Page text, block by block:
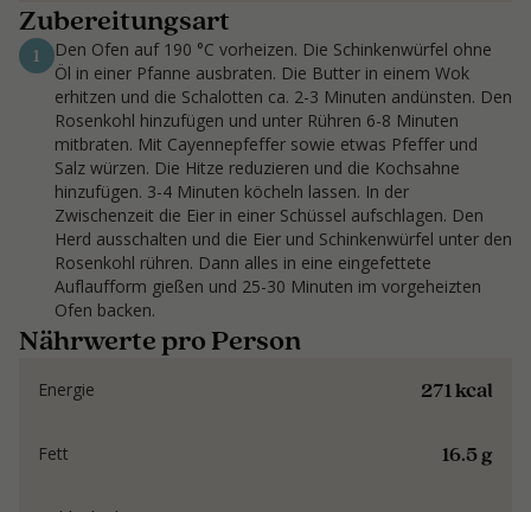
Zubereitungsart
1
Den Ofen auf 190 °C vorheizen. Die Schinkenwürfel ohne
Öl in einer Pfanne ausbraten. Die Butter in einem Wok
erhitzen und die Schalotten ca. 2-3 Minuten andünsten. Den
Rosenkohl hinzufügen und unter Rühren 6-8 Minuten
mitbraten. Mit Cayennepfeffer sowie etwas Pfeffer und
Salz würzen. Die Hitze reduzieren und die Kochsahne
hinzufügen. 3-4 Minuten köcheln lassen. In der
Zwischenzeit die Eier in einer Schüssel aufschlagen. Den
Herd ausschalten und die Eier und Schinkenwürfel unter den
Rosenkohl rühren. Dann alles in eine eingefettete
Auflaufform gießen und 25-30 Minuten im vorgeheizten
Ofen backen.
Nährwerte pro Person
271 kcal
Energie
16.5 g
Fett